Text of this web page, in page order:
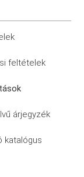
feltételek
árjegyzék
katalógus